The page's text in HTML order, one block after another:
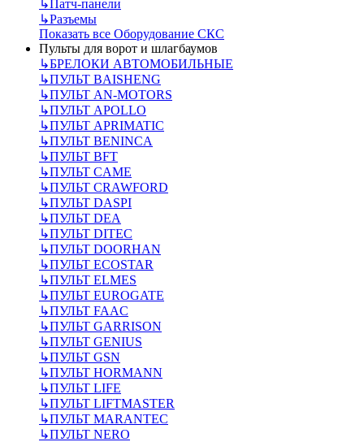
↳Патч-панели
↳Разъемы
Показать все Оборудование СКС
Пульты для ворот и шлагбаумов
↳БРЕЛОКИ АВТОМОБИЛЬНЫЕ
↳ПУЛЬТ BAISHENG
↳ПУЛЬТ AN-MOTORS
↳ПУЛЬТ APOLLO
↳ПУЛЬТ APRIMATIC
↳ПУЛЬТ BENINCA
↳ПУЛЬТ BFT
↳ПУЛЬТ CAME
↳ПУЛЬТ CRAWFORD
↳ПУЛЬТ DASPI
↳ПУЛЬТ DEA
↳ПУЛЬТ DITEC
↳ПУЛЬТ DOORHAN
↳ПУЛЬТ ECOSTAR
↳ПУЛЬТ ELMES
↳ПУЛЬТ EUROGATE
↳ПУЛЬТ FAAC
↳ПУЛЬТ GARRISON
↳ПУЛЬТ GENIUS
↳ПУЛЬТ GSN
↳ПУЛЬТ HORMANN
↳ПУЛЬТ LIFE
↳ПУЛЬТ LIFTMASTER
↳ПУЛЬТ MARANTEC
↳ПУЛЬТ NERO